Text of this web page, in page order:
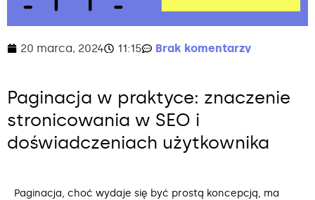
20 marca, 2024 11:15 Brak komentarzy
Paginacja w praktyce: znaczenie
stronicowania w SEO i
doświadczeniach użytkownika
Paginacja, choć wydaje się być prostą koncepcją, ma